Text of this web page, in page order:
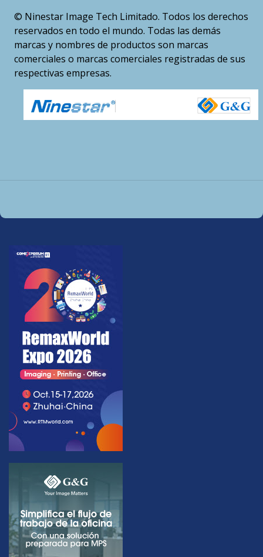
© Ninestar Image Tech Limitado. Todos los derechos
reservados en todo el mundo. Todas las demás
marcas y nombres de productos son marcas
comerciales o marcas comerciales registradas de sus
respectivas empresas.